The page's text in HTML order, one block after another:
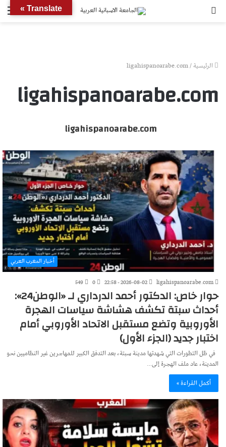
الرئيسية/
ligahispanoarabe.com
ligahispanoarabe.com
ligahispanoarabe.com
أخبار المغرب العربي
ligahispanoarabe.com
2026-08-02 - 22:58
0
549
حوار خاص: الدكتور أحمد الدرداري لـ «الوطن24»:
أحداث سبتة تكشف هشاشة سياسات الهجرة
الأوروبية وتضع مستقبل الاتحاد الأوروبي أمام
اختبار جديد (الجزء الأول)
في ظل التطورات التي شهدتها مدينة سبتة، بعد التدفق الكبير للمهاجرين غير النظاميين نحو
المدينة، عاد ملف الهجرة إلى…
أكمل القراءة »
Translate »